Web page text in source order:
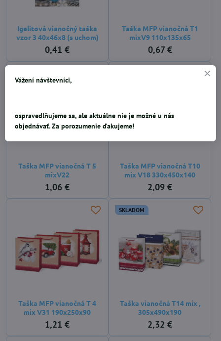
Igelitová vianočný taška
vzor 3 40x46x8 (s uchom)
0,41 €
Taška MFP vianočná T1
mixV9 110x135x65
0,67 €
Taška MFP vianočná T 5
mixV22
1,06 €
Taška MFP vianočná T10
mix V18 330x450x140
2,09 €
Taška MFP vianočná T 4
mix V31 190x250x90
1,21 €
SKLADOM
Taška vianočná T14 mix ,
305x490x190
2,32 €
Vážení návštevníci,
ospravedlňujeme sa, ale aktuálne nie je možné u nás
objednávať. Za porozumenie ďakujeme!